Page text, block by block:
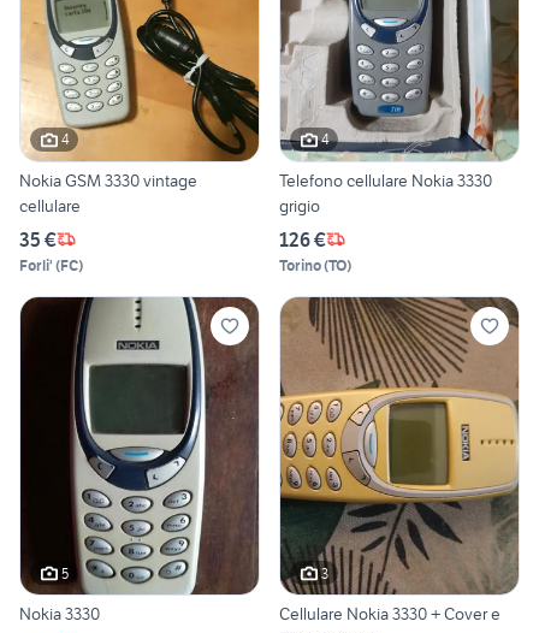
4
Nokia GSM 3330 vintage
cellulare
35 €
Forli' (FC)
4
Telefono cellulare Nokia 3330
grigio
126 €
Torino(TO)
5
Nokia 3330
3
Cellulare Nokia 3330 + Cover e